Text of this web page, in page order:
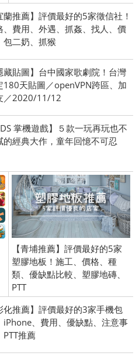
蘭推薦】評價最好的5家徵信社！
、費用、外遇、抓姦、找人、價
包二奶、抓猴
藏貼圖】台中國家歌劇院！台灣
180天貼圖／openVPN跨區、加
／2020/11/12
掌機遊戲】５款一玩再玩也不
的經典大作，童年回憶不可忍
【青埔推薦】評價最好的5家
塑膠地板！施工、價格、種
類、優缺點比較、塑膠地磚、
PTT
化推薦】評價最好的3家手機包
iPhone、費用、優缺點、注意事
PTT推薦